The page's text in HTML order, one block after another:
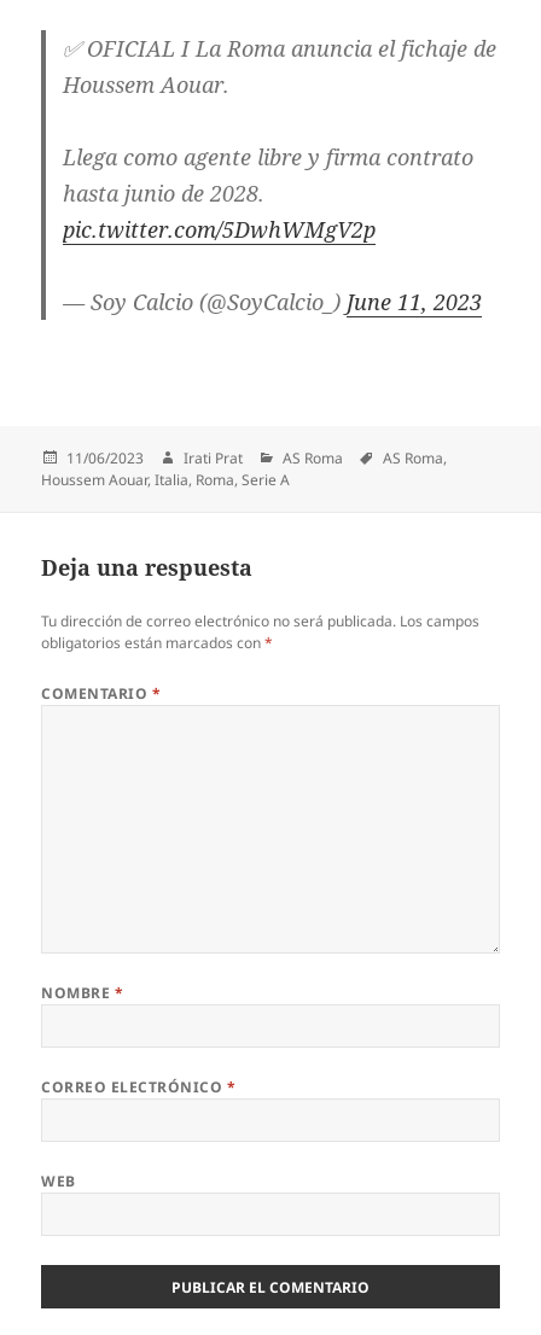
✅ OFICIAL I La Roma anuncia el fichaje de
Houssem Aouar.
Llega como agente libre y firma contrato
hasta junio de 2028.
pic.twitter.com/5DwhWMgV2p
— Soy Calcio (@SoyCalcio_) June 11, 2023
Publicado
el
11/06/2023 Autor
Irati Prat Categorías
AS Roma Etiquetas
AS Roma,
Houssem Aouar,Italia, Roma,Serie A
Deja una respuesta
Tu dirección de correo electrónico no será publicada. Los campos
obligatorios están marcados con*
COMENTARIO *
NOMBRE *
CORREO ELECTRÓNICO *
WEB